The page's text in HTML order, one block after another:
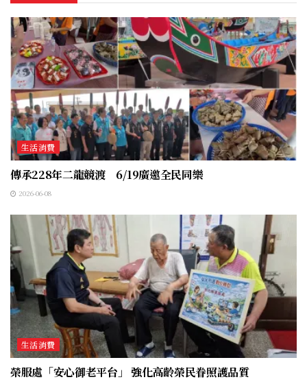
生活消費
傳承228年二龍競渡 6/19廣邀全民同樂
2026-06-08
生活消費
榮服處「安心御老平台」 強化高齡榮民眷照護品質